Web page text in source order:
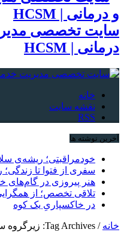
سایت تخصصی
درمانی | HCSM
خانه
نقشه سایت
RSS
آخرین نوشته ها
خودمراقبتی؛ ریشه‌ی
سفری از فتوا تا زندگی؛
هنر پیروزی در گام‌های
تلاقی تخصص؛ از
در خاکسپاریِ یک کوه
خانه / Tag Archives: زیرگروه سلامت الکترونیک